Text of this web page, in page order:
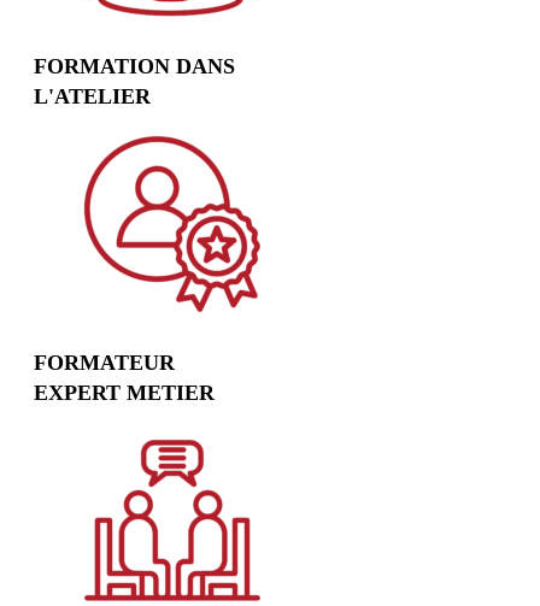
FORMATION DANS
L'ATELIER
FORMATEUR
EXPERT METIER